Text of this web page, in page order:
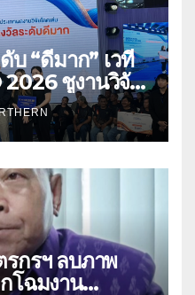
บ “ดีมาก” เวที
ชูงานวิจัย
วัตกรรมสู่เชิง
กรฯ ลบภาพ
โฉมงาน